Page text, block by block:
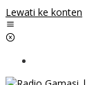
Lewati ke konten